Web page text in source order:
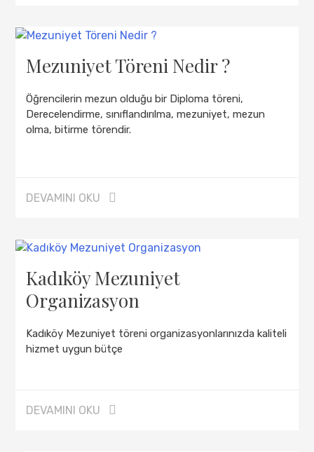
Mezuniyet Töreni Nedir ?
Öğrencilerin mezun olduğu bir Diploma töreni,
Derecelendirme, sınıflandırılma, mezuniyet, mezun
olma, bitirme törendir.
DEVAMINI OKU
Kadıköy Mezuniyet
Organizasyon
Kadıköy Mezuniyet töreni organizasyonlarınızda kaliteli
hizmet uygun bütçe
DEVAMINI OKU